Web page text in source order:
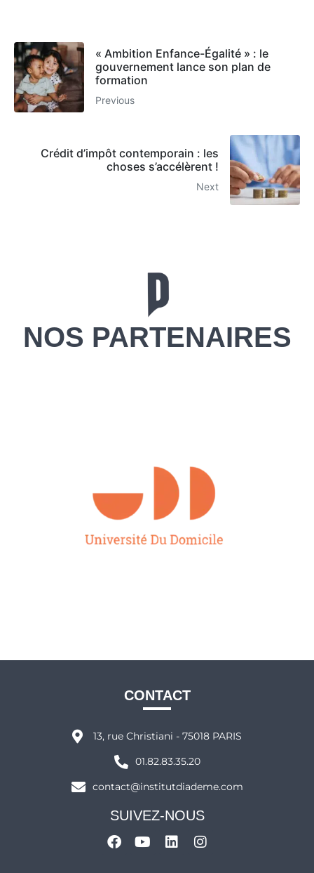
« Ambition Enfance-Égalité » : le
gouvernement lance son plan de
formation
Previous
Crédit d’impôt contemporain : les
choses s’accélèrent !
Next
NOS PARTENAIRES
CONTACT
13, rue Christiani - 75018 PARIS
01.82.83.35.20
contact@institutdiademe.com
SUIVEZ-NOUS